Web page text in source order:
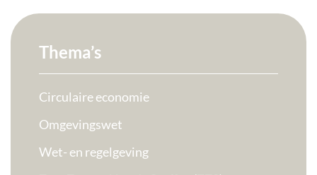
Thema’s
Circulaire economie
Omgevingswet
Wet- en regelgeving